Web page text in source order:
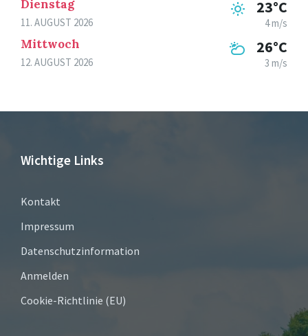
Dienstag
11. AUGUST 2026
23°C
4 m/s
Mittwoch
12. AUGUST 2026
26°C
3 m/s
Wichtige Links
Kontakt
Impressum
Datenschutzinformation
Anmelden
Cookie-Richtlinie (EU)